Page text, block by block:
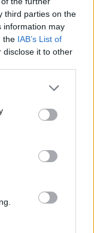
third parties on the
information may
the IAB’s List of
disclose it to other
em Valença